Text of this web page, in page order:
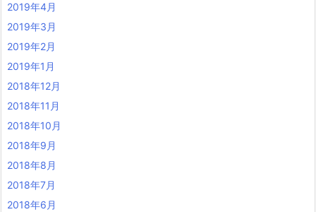
2019年4月
2019年3月
2019年2月
2019年1月
2018年12月
2018年11月
2018年10月
2018年9月
2018年8月
2018年7月
2018年6月